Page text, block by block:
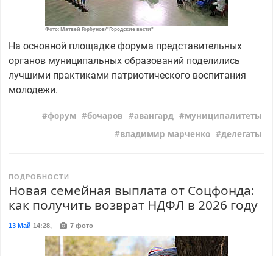
Фото: Матвей Горбунов/"Городские вести"
На основной площадке форума представительных
органов муниципальных образований поделились
лучшими практиками патриотического воспитания
молодежи.
форум бочаров авангард
муниципалитеты
владимир марченко
делегаты
ПОДРОБНОСТИ
Новая семейная выплата от Соцфонда:
как получить возврат НДФЛ в 2026 году
13 Май 14:28, 7 фото